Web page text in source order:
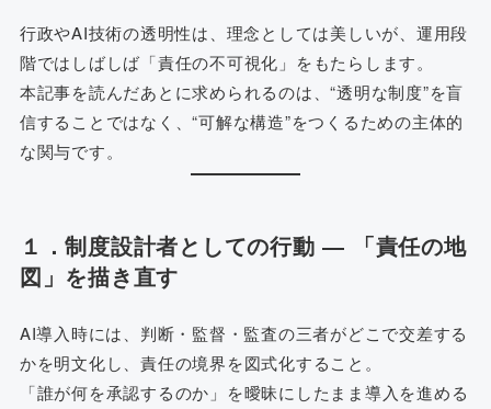
行政やAI技術の透明性は、理念としては美しいが、運用段
階ではしばしば「責任の不可視化」をもたらします。
本記事を読んだあとに求められるのは、“透明な制度”を盲
信することではなく、“可解な構造”をつくるための主体的
な関与です。
１．制度設計者としての行動 ― 「責任の地
図」を描き直す
AI導入時には、判断・監督・監査の三者がどこで交差する
かを明文化し、責任の境界を図式化すること。
「誰が何を承認するのか」を曖昧にしたまま導入を進める